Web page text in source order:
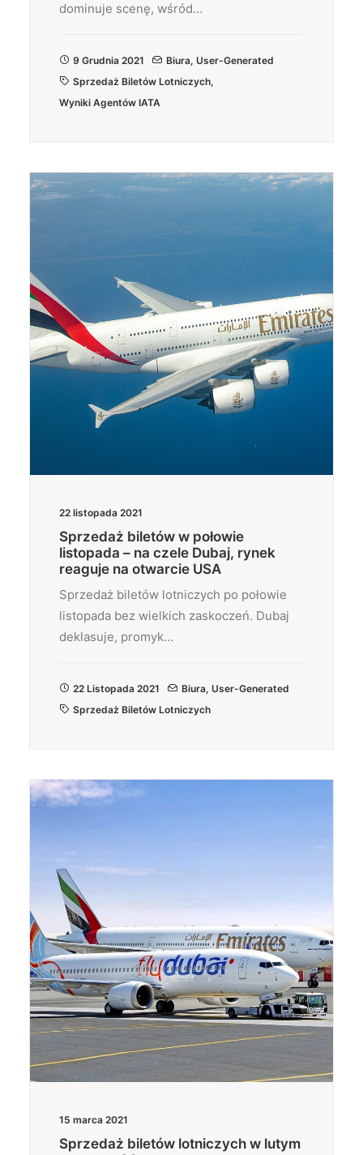
dominuje scenę, wśród…
9 Grudnia 2021 Biura, User-Generated
Sprzedaż Biletów Lotniczych,
Wyniki Agentów IATA
22 listopada 2021
Sprzedaż biletów w połowie
listopada – na czele Dubaj, rynek
reaguje na otwarcie USA
Sprzedaż biletów lotniczych po połowie
listopada bez wielkich zaskoczeń. Dubaj
deklasuje, promyk…
22 Listopada 2021 Biura, User-Generated
Sprzedaż Biletów Lotniczych
15 marca 2021
Sprzedaż biletów lotniczych w lutym